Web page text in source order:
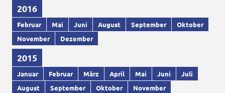
2016
Februar Mai Juni August September
Oktober
November
Dezember
2015
Januar Februar März April Mai Juni
Juli
August
September Oktober November